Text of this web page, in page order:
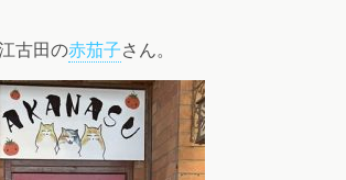
古田の赤茄子さん。